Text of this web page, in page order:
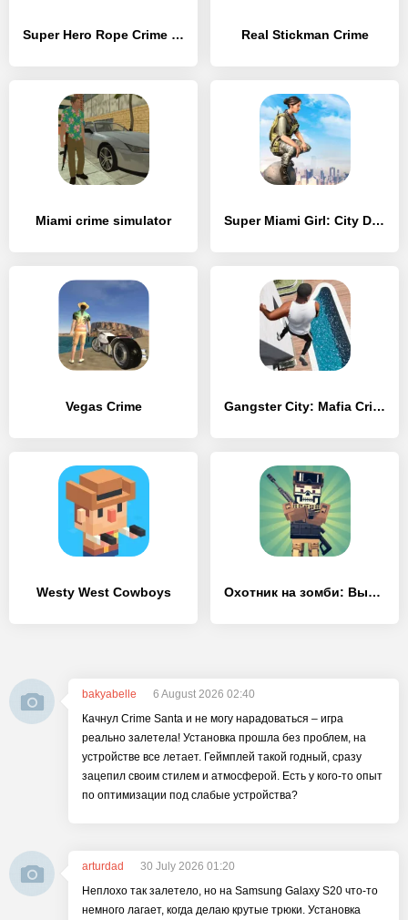
Super Hero Rope Crime City Real Stickman Crime
Miami crime simulator Super Miami Girl: City Dog Crime
Vegas Crime Gangster City: Mafia Crime
Westy West Cowboys Охотник на зомби: Выживание
bakyabelle
6 August 2026 02:40
Качнул Crime Santa и не могу нарадоваться – игра
реально залетела! Установка прошла без проблем, на
устройстве все летает. Геймплей такой годный, сразу
зацепил своим стилем и атмосферой. Есть у кого-то опыт
по оптимизации под слабые устройства?
arturdad
30 July 2026 01:20
Неплохо так залетело, но на Samsung Galaxy S20 что-то
немного лагает, когда делаю крутые трюки. Установка